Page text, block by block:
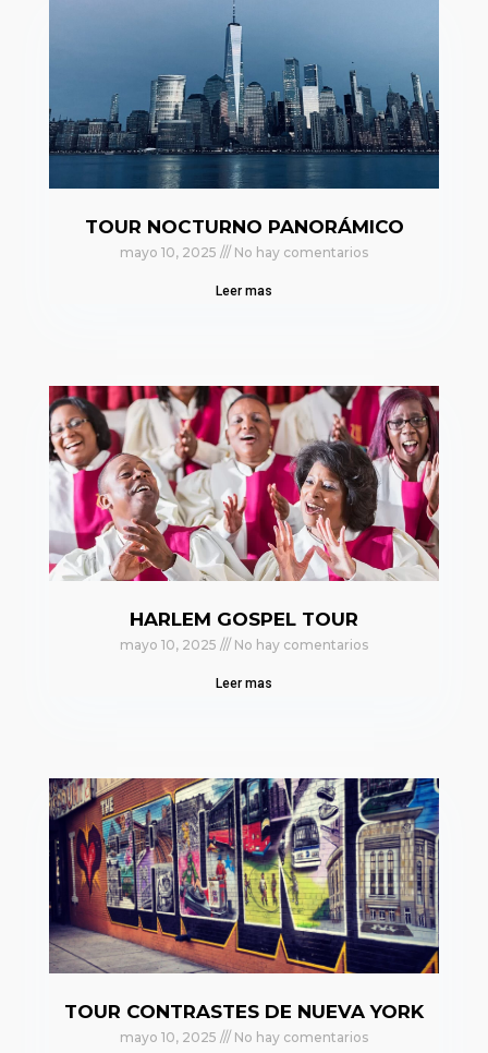
TOUR NOCTURNO PANORÁMICO
mayo 10, 2025 No hay comentarios
Leer mas
HARLEM GOSPEL TOUR
mayo 10, 2025 No hay comentarios
Leer mas
TOUR CONTRASTES DE NUEVA YORK
mayo 10, 2025 No hay comentarios